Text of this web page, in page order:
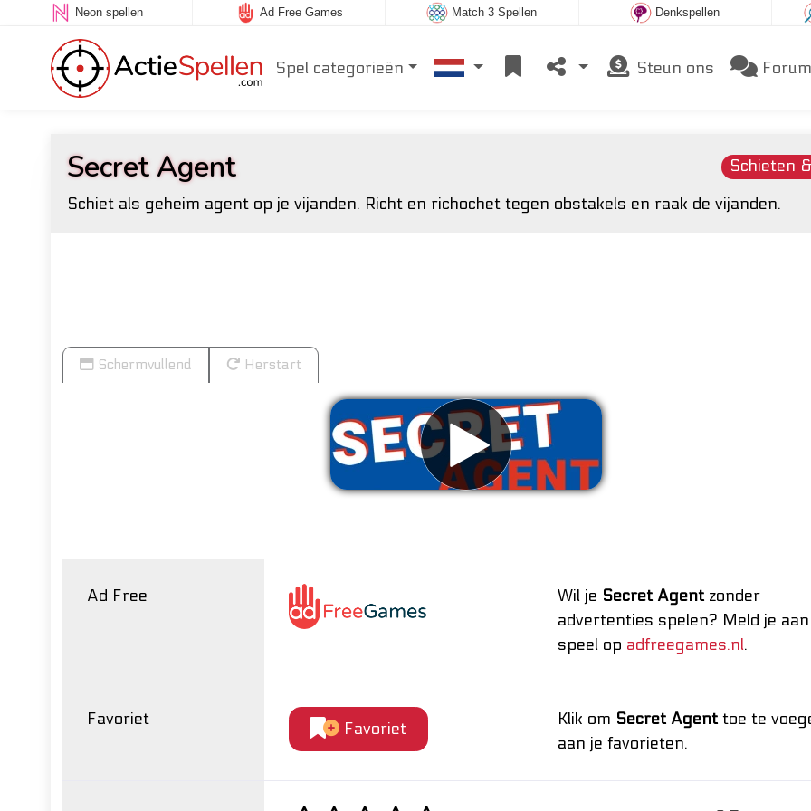
Neon spellen Ad Free Games Match 3 Spellen Denkspellen
Spel categorieën Steun ons Forum
Schieten
Secret Agent
Schiet als geheim agent op je vijanden. Richt en richochet tegen obstakels en raak de vijanden.
Schermvullend Herstart
Ad Free Wil je Secret Agentzonder
advertenties spelen? Meld je
speel op adfreegames.nl.
Favoriet
Favoriet
Klik om Secret Agenttoe te
aan je favorieten.